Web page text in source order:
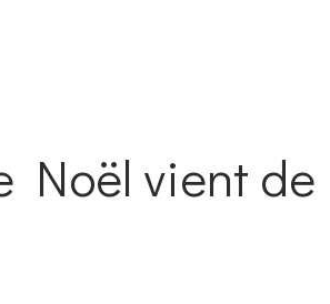
Noël vient de